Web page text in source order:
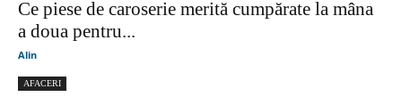
Ce piese de caroserie merită cumpărate la mâna
a doua pentru...
Alin
AFACERI